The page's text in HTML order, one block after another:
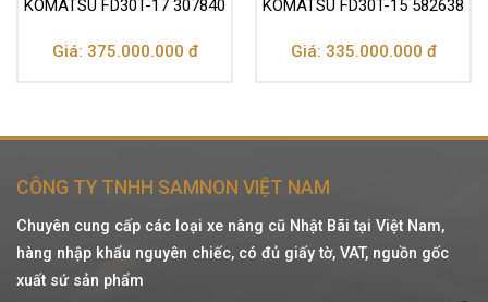
KOMATSU FD30T-17 307840
Giá: 375.000.000 đ
KOMATSU FD30T-15 582638
Giá: 335.000.000 đ
CÔNG TY TNHH SAMNON VIỆT NAM
Chuyên cung cấp các loại xe nâng cũ Nhật Bãi tại Việt Nam,
hàng nhập khẩu nguyên chiếc, có đủ giấy tờ, VAT, nguồn gốc
xuất sứ sản phẩm